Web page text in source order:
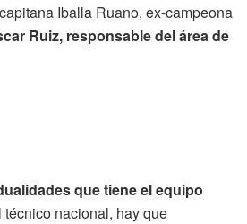
Iballa Ruano, ex-campeona
Ruiz, responsable del área de
que tiene el equipo
técnico nacional, hay que